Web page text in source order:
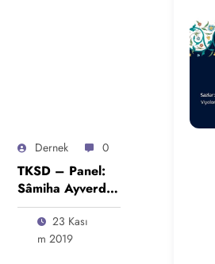
Dernek 0
TKSD – Panel:
Sâmiha Ayverdi
– 23 Kasım
2019 Cumartesi
23 Kası
M 2019